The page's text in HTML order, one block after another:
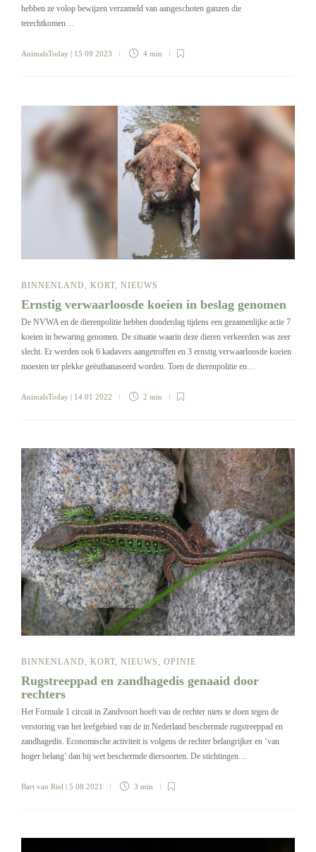
hebben ze volop bewijzen verzameld van aangeschoten ganzen die
terechtkomen…
AnimalsToday | 15 09 2023 4 min
BINNENLAND, KORT, NIEUWS
Ernstig verwaarloosde koeien in beslag genomen
De NVWA en de dierenpolitie hebben donderdag tijdens een gezamenlijke actie 7
koeien in bewaring genomen. De situatie waarin deze dieren verkeerden was zeer
slecht. Er werden ook 6 kadavers aangetroffen en 3 ernstig verwaarloosde koeien
moesten ter plekke geëuthanaseerd worden. Toen de dierenpolitie en…
AnimalsToday | 14 01 2022 2 min
BINNENLAND, KORT, NIEUWS, OPINIE
Rugstreeppad en zandhagedis genaaid door
rechters
Het Formule 1 circuit in Zandvoort hoeft van de rechter niets te doen tegen de
verstoring van het leefgebied van de in Nederland beschermde rugstreeppad en
zandhagedis. Economische activiteit is volgens de rechter belangrijker en ‘van
hoger belang’ dan bij wet beschermde diersoorten. De stichtingen…
Bart van Riel | 5 08 2021 3 min